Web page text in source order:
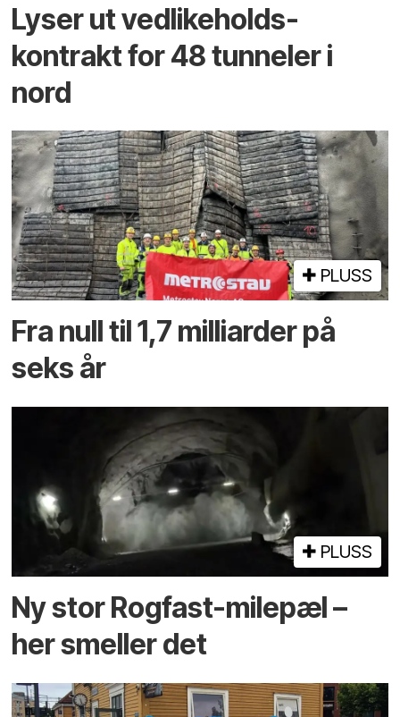
Lyser ut vedlikeholds­
kontrakt for 48 tunneler i
nord
PLUSS
Fra null til 1,7 milliarder på
seks år
PLUSS
Ny stor Rogfast-milepæl –
her smeller det